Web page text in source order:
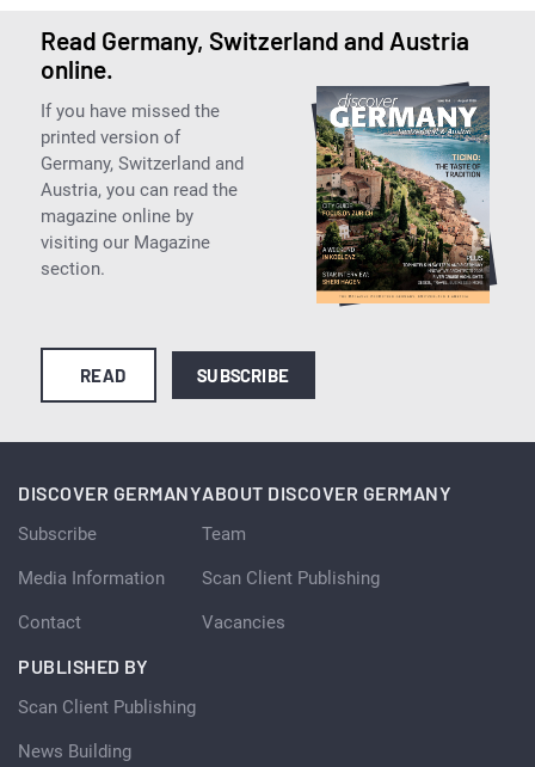
Read Germany, Switzerland and Austria
online.
If you have missed the
printed version of
Germany, Switzerland and
Austria, you can read the
magazine online by
visiting our Magazine
section.
READ SUBSCRIBE
DISCOVER GERMANY
Subscribe
Media Information
Contact
ABOUT DISCOVER GERMANY
Team
Scan Client Publishing
Vacancies
PUBLISHED BY
Scan Client Publishing
News Building